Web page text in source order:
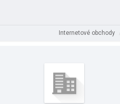
Internetové obchody